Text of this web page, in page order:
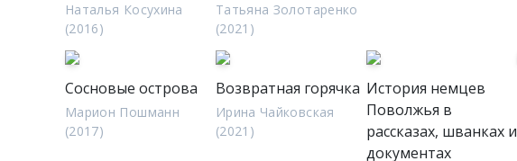
Наталья Косухина
(2016)
Татьяна Золотаренко
(2021)
Сосновые острова
Марион Пошманн
(2017)
Возвратная горячка
Ирина Чайковская
(2021)
История немцев
Поволжья в
рассказах, шванках и
документах